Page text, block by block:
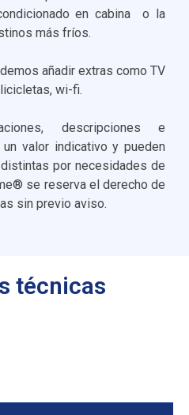
en cabina o la
más fríos.
añadir extras como TV
wi-fi.
descripciones e
valor indicativo y pueden
por necesidades de
se reserva el derecho de
sin previo aviso.
técnicas